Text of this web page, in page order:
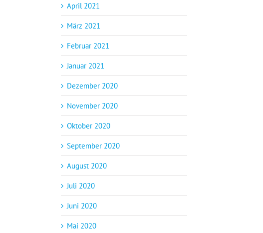
April 2021
März 2021
Februar 2021
Januar 2021
Dezember 2020
November 2020
Oktober 2020
September 2020
August 2020
Juli 2020
Juni 2020
Mai 2020